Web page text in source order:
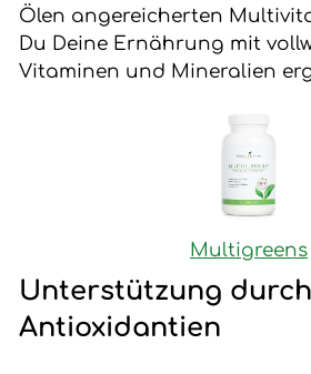
Ölen angereicherten
Du Deine Ernährung mit
Vitaminen und Mineralien
Multigreens
Unterstützung durch
Antioxidantien